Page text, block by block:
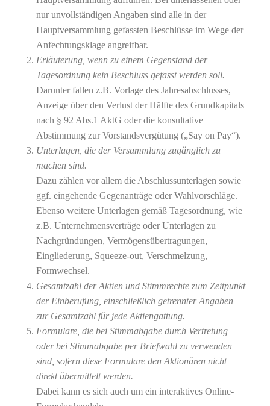
nur unvollständigen Angaben sind alle in der
Hauptversammlung gefassten Beschlüsse im Wege der
Anfechtungsklage angreifbar.
Erläuterung, wenn zu einem Gegenstand der
Tagesordnung kein Beschluss gefasst werden soll.
Darunter fallen z.B. Vorlage des Jahresabschlusses,
Anzeige über den Verlust der Hälfte des Grundkapitals
nach § 92 Abs.1 AktG oder die konsultative
Abstimmung zur Vorstandsvergütung („Say on Pay“).
Unterlagen, die der Versammlung zugänglich zu
machen sind.
Dazu zählen vor allem die Abschlussunterlagen sowie
ggf. eingehende Gegenanträge oder Wahlvorschläge.
Ebenso weitere Unterlagen gemäß Tagesordnung, wie
z.B. Unternehmensverträge oder Unterlagen zu
Nachgründungen, Vermögensübertragungen,
Eingliederung, Squeeze-out, Verschmelzung,
Formwechsel.
Gesamtzahl der Aktien und Stimmrechte zum Zeitpunkt
der Einberufung, einschließlich getrennter Angaben
zur Gesamtzahl für jede Aktiengattung.
Formulare, die bei Stimmabgabe durch Vertretung
oder bei Stimmabgabe per Briefwahl zu verwenden
sind, sofern diese Formulare den Aktionären nicht
direkt übermittelt werden.
Dabei kann es sich auch um ein interaktives Online-